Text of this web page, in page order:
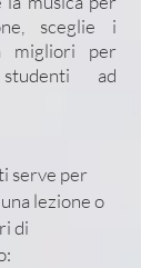
sceglie i
migliori per
ad
serve per
lezione o
di